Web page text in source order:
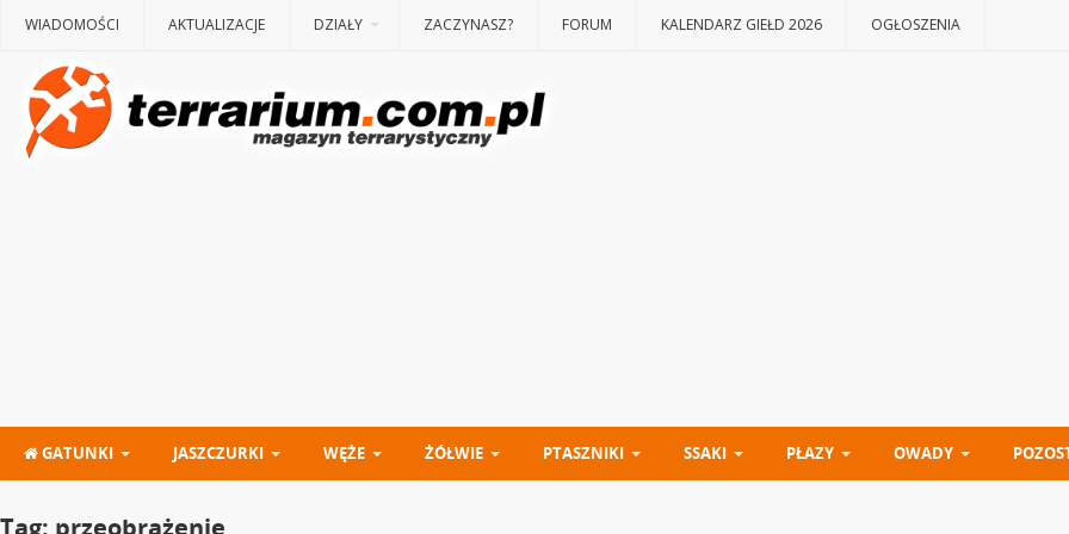
WIADOMOŚCI AKTUALIZACJE DZIAŁY ZACZYNASZ? FORUM KALENDARZ GIEŁD 2026 OGŁOSZENIA
GATUNKI JASZCZURKI WĘŻE ŻÓŁWIE PTASZNIKI SSAKI PŁAZY OWADY
Tag: przeobrażenie